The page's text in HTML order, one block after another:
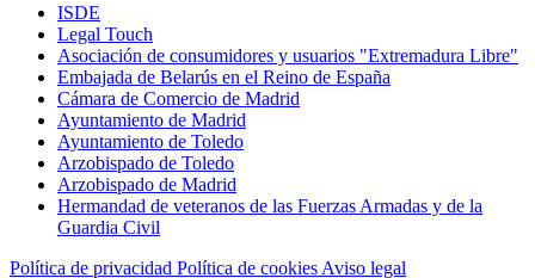
ISDE
Legal Touch
Asociación de consumidores y usuarios "Extremadura Libre"
Embajada de Belarús en el Reino de España
Cámara de Comercio de Madrid
Ayuntamiento de Madrid
Ayuntamiento de Toledo
Arzobispado de Toledo
Arzobispado de Madrid
Hermandad de veteranos de las Fuerzas Armadas y de la
Guardia Civil
Política de privacidad Política de cookies Aviso legal